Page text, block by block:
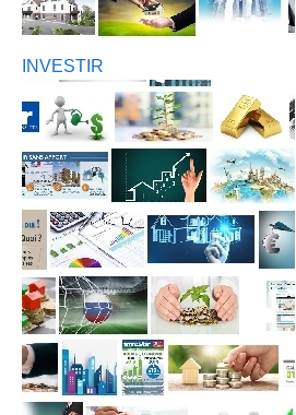
INVESTIR